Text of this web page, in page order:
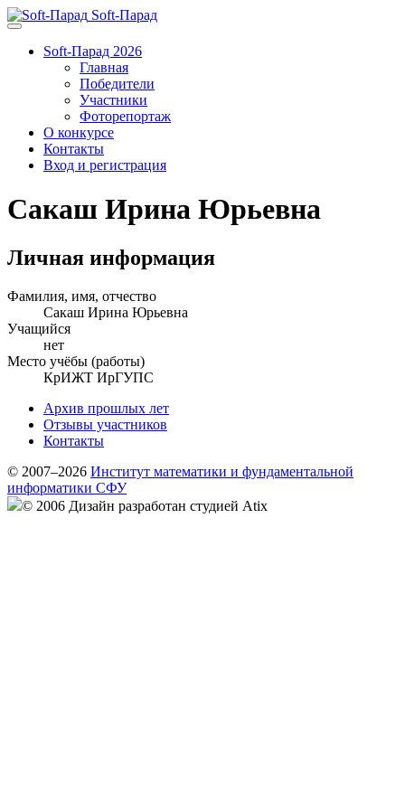
Soft-Парад
Soft-Парад 2026
Главная
Победители
Участники
Фоторепортаж
О конкурсе
Контакты
Вход и регистрация
Сакаш Ирина Юрьевна
Личная информация
Фамилия, имя, отчество
Сакаш Ирина Юрьевна
Учащийся
нет
Место учёбы (работы)
КрИЖТ ИрГУПС
Архив прошлых лет
Отзывы участников
Контакты
© 2007–2026 Институт математики и фундаментальной
информатики СФУ
© 2006 Дизайн разработан студией Atix